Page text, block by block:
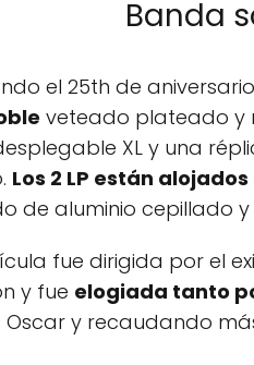
Banda
el 25th de
veteado plateado y
XL y una
Los 2 LP están
de aluminio cepillado y
fue dirigida por el
y fue elogiada tanto
y recaudando